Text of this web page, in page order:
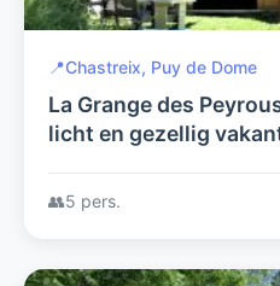
📍Chastreix, Puy de Dome
La Grange des
licht en gezellig
de Auvergne te
👥5 pers.